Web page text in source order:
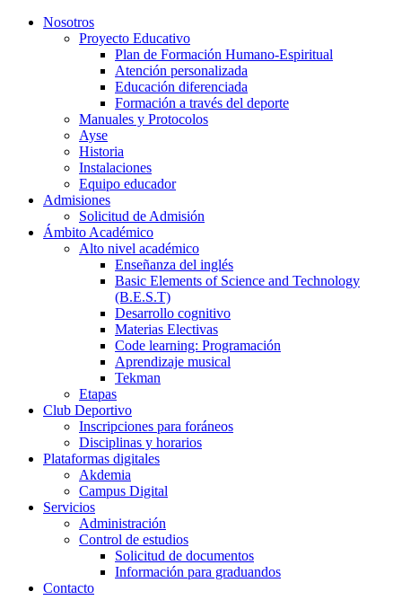
Nosotros
Proyecto Educativo
Plan de Formación Humano-Espiritual
Atención personalizada
Educación diferenciada
Formación a través del deporte
Manuales y Protocolos
Ayse
Historia
Instalaciones
Equipo educador
Admisiones
Solicitud de Admisión
Ámbito Académico
Alto nivel académico
Enseñanza del inglés
Basic Elements of Science and Technology
(B.E.S.T)
Desarrollo cognitivo
Materias Electivas
Code learning: Programación
Aprendizaje musical
Tekman
Etapas
Club Deportivo
Inscripciones para foráneos
Disciplinas y horarios
Plataformas digitales
Akdemia
Campus Digital
Servicios
Administración
Control de estudios
Solicitud de documentos
Información para graduandos
Contacto